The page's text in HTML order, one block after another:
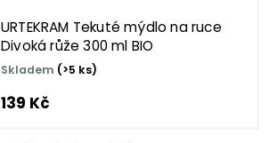
URTEKRAM Tekuté mýdlo na ruce
Divoká růže 300 ml BIO
Skladem (>5 ks)
139 Kč